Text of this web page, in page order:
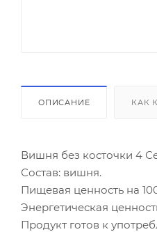
ОПИСАНИЕ КАК
Вишня без косточки 4
Состав: вишня.
Пищевая ценность на
Энергетическая
Продукт готов к